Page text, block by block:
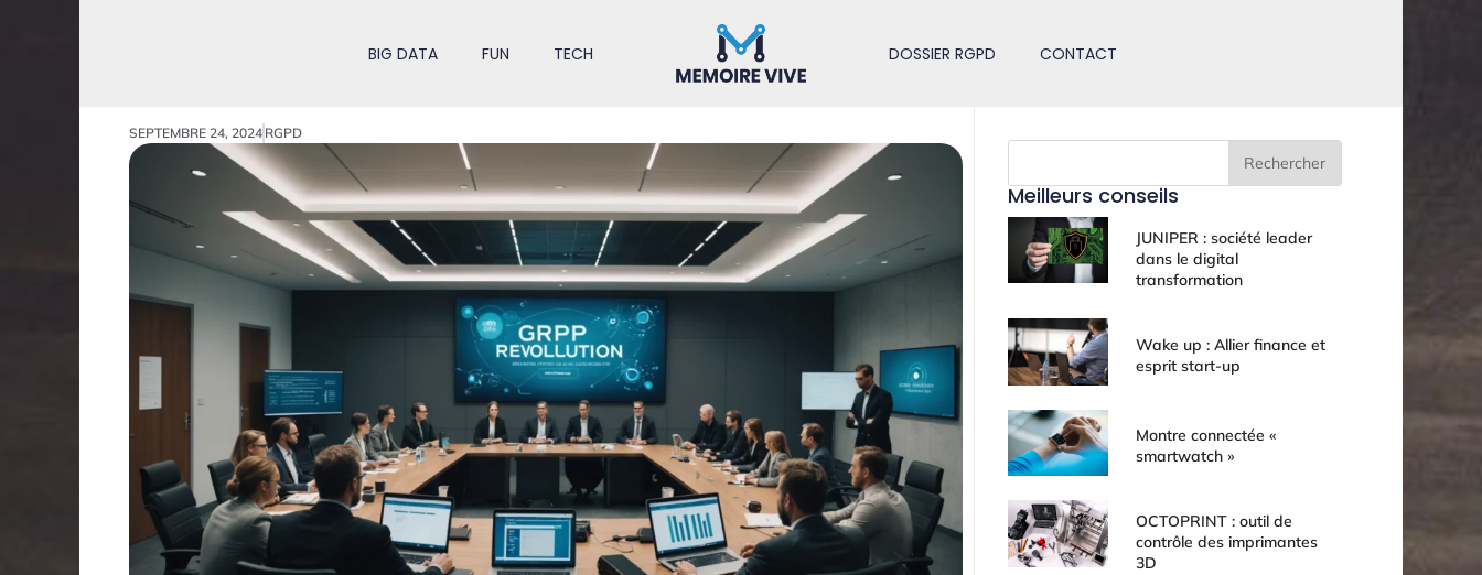
BIG DATA FUN TECH DOSSIER RGPD CONTACT
SEPTEMBRE 24, 2024 RGPD
Rechercher
Meilleurs conseils
JUNIPER : société leader
dans le digital
transformation
Wake up : Allier finance et
esprit start-up
Montre connectée «
smartwatch »
OCTOPRINT : outil de
contrôle des imprimantes
3D